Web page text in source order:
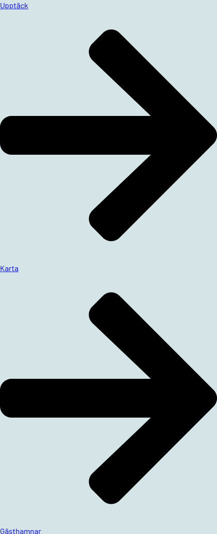
Upptäck
Karta
Gästhamnar